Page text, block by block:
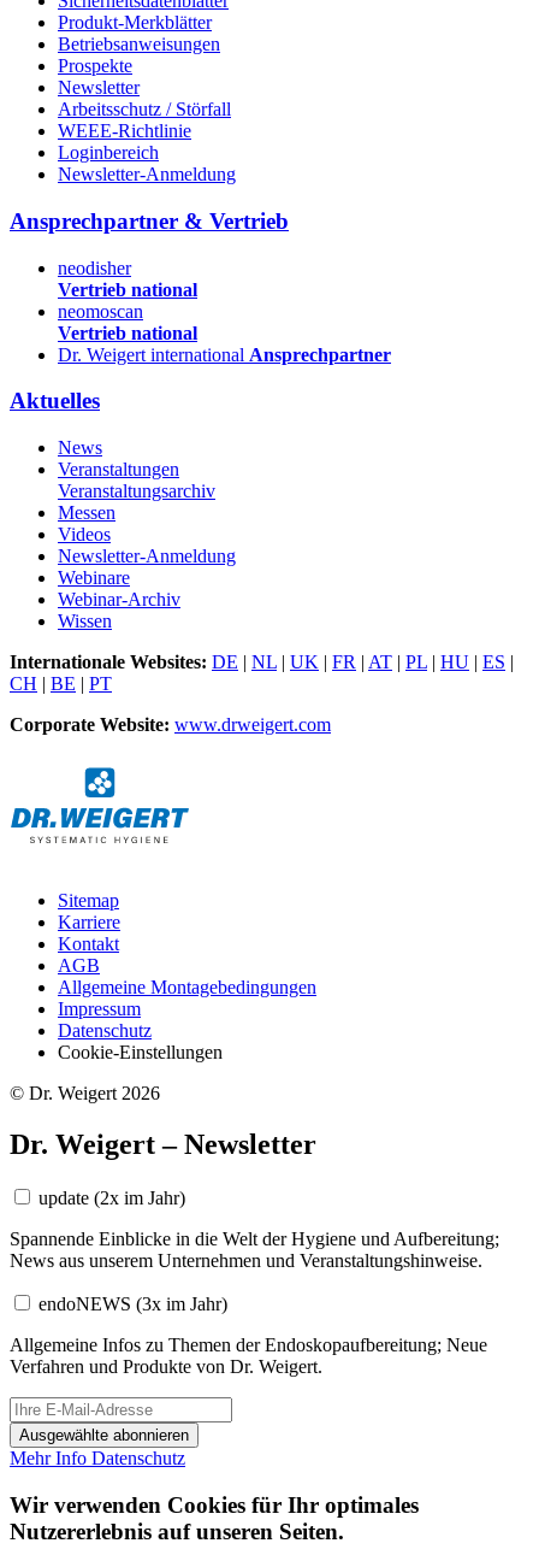
Produkt-Merkblätter
Betriebsanweisungen
Prospekte
Newsletter
Arbeitsschutz / Störfall
WEEE-Richtlinie
Loginbereich
Newsletter-Anmeldung
Ansprechpartner & Vertrieb
neodisher
Vertrieb national
neomoscan
Vertrieb national
Dr. Weigert international Ansprechpartner
Aktuelles
News
Veranstaltungen
Veranstaltungsarchiv
Messen
Videos
Newsletter-Anmeldung
Webinare
Webinar-Archiv
Wissen
Internationale Websites: DE | NL | UK | FR | AT | PL | HU | ES |
CH | BE | PT
Corporate Website: www.drweigert.com
Sitemap
Karriere
Kontakt
AGB
Allgemeine Montagebedingungen
Impressum
Datenschutz
Cookie-Einstellungen
© Dr. Weigert 2026
Dr. Weigert – Newsletter
update (2x im Jahr)
Spannende Einblicke in die Welt der Hygiene und Aufbereitung;
News aus unserem Unternehmen und Veranstaltungshinweise.
endoNEWS (3x im Jahr)
Allgemeine Infos zu Themen der Endoskopaufbereitung; Neue
Verfahren und Produkte von Dr. Weigert.
Ausgewählte abonnieren
Mehr Info Datenschutz
Wir verwenden Cookies für Ihr optimales
Nutzererlebnis auf unseren Seiten.